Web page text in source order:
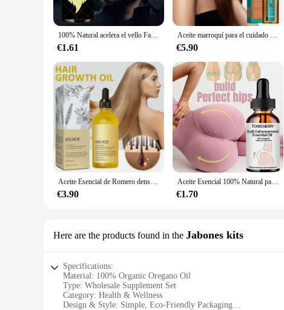
100% Natural acelera el vello Facial crecer la barba aceite esencial aceite para el crecimiento del cabello y la barba hombres productos para el cuidado de la barba cuidado de la piel
€1.61
Aceite marroquí para el cuidado del cabello para hombres y mujeres, cuidado del cabello seco y dañado, cuero cabelludo más saludable, suave y ligero
€5.90
Aceite Esencial de Romero denso para el cabello, lavanda vegánica, reparación de daños en el cabello, previene la pérdida de cabello, pelo suave, nutre el cabello, aceite para el cuidado del cabello, 60ml
€3.90
Aceite Esencial 100% Natural para Realce de glúteos
€1.70
Here are the products found in the Jabones kits
Specifications:
Material: 100% Organic Oregano Oil
Type: Wholesale Supplement Set
Category: Health & Wellness
Design & Style: Simple, Eco-Friendly Packaging